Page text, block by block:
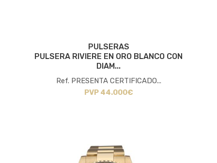
PULSERAS
PULSERA RIVIERE EN ORO BLANCO CON
DIAM...
Ref. PRESENTA CERTIFICADO...
PVP 44.000€